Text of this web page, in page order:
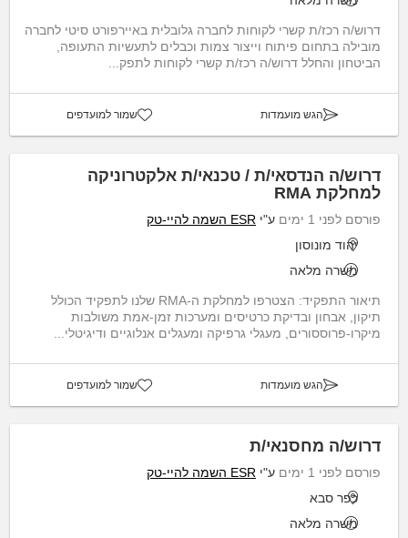
דרוש/ה רכז/ת קשרי לקוחות לחברה גלובלית באיירפורט סיטי לחברה
מובילה בתחום פיתוח וייצור צמות וכבלים לתעשיות התעופה,
הביטחון והחלל דרוש/ה רכז/ת קשרי לקוחות לתפק...
הגש מועמדות שמור למועדפים
דרוש/ה הנדסאי/ת / טכנאי/ת אלקטרוניקה
למחלקת RMA
פורסם לפני 1 ימים ע"י ESR השמה להיי-טק
יהוד מונוסון
משרה מלאה
תיאור התפקיד: הצטרפו למחלקת ה-RMA שלנו לתפקיד הכולל
תיקון, אבחון ובדיקת כרטיסים ומערכות זמן-אמת משולבות
מיקרו-פרוססורים, מעגלי גרפיקה ומעגלים אנלוגיים ודיגיטלי...
הגש מועמדות שמור למועדפים
דרוש/ה מחסנאי/ת
פורסם לפני 1 ימים ע"י ESR השמה להיי-טק
כפר סבא
משרה מלאה